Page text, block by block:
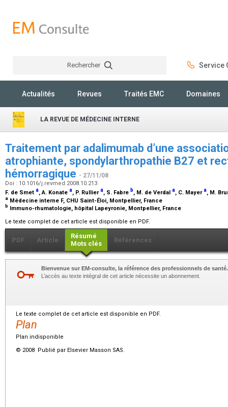
Rechercher Service
Actualités Revues Traités EMC Domaines
LA REVUE DE MÉDECINE INTERNE
Traitement par adalimumab d’une
atrophiante, spondylarthropathie B27 et
hémorragique - 27/11/08
Doi : 10.1016/j.revmed.2008.10.213
F. de Smet a, A. Konate a, P. Rulliera, S. Fabre b, M. de Verdal a, C. Mayera, M.
a Médecine interne F, CHU Saint-Éloi, Montpellier, France
b Immuno-rhumatologie, hôpital Lapeyronie, Montpellier, France
Le texte complet de cet article est disponible en PDF.
PDF Article
Résumé
Mots clés
Références
Bienvenue sur EM-consulte, la référence des professionnels de santé.
L’accès au texte intégral de cet article nécessite un abonnement.
Le texte complet de cet article est disponible en PDF.
Plan
Plan indisponible
© 2008 Publié par Elsevier Masson SAS.